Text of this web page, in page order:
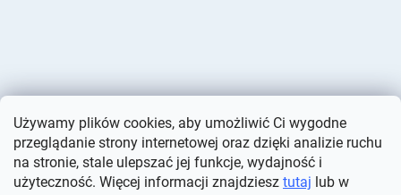
Używamy plików cookies, aby umożliwić Ci wygodne
przeglądanie strony internetowej oraz dzięki analizie ruchu
na stronie, stale ulepszać jej funkcje, wydajność i
użyteczność. Więcej informacji znajdziesz tutaj lub w